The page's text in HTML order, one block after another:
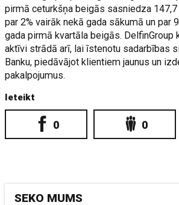
pirmā ceturkšņa beigās sasniedza
par 2% vairāk nekā gada sākumā un par
gada pirmā kvartāla beigās. DelfinGroup
aktīvi strādā arī, lai īstenotu sadarbības
Banku, piedāvājot klientiem jaunus un
pakalpojumus.
Ieteikt
0 0
SEKO MUMS